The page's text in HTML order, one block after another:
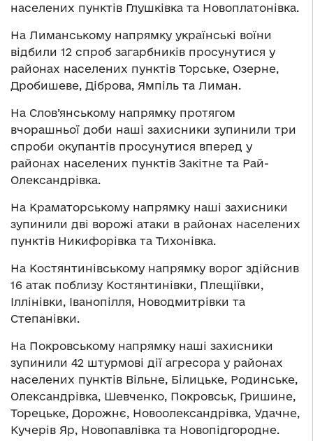
населених пунктів Глушківка та Новоплатонівка.
На Лиманському напрямку українські воїни
відбили 12 спроб загарбників просунутися у
районах населених пунктів Торське, Озерне,
Дробишеве, Діброва, Ямпіль та Лиман.
На Слов’янському напрямку протягом
вчорашньої доби наші захисники зупинили три
спроби окупантів просунутися вперед у
районах населених пунктів Закітне та Рай-
Олександрівка.
На Краматорському напрямку наші захисники
зупинили дві ворожі атаки в районах населених
пунктів Никифорівка та Тихонівка.
На Костянтинівському напрямку ворог здійснив
16 атак поблизу Костянтинівки, Плещіївки,
Іллінівки, Іванопілля, Новодмитрівки та
Степанівки.
На Покровському напрямку наші захисники
зупинили 42 штурмові дії агресора у районах
населених пунктів Вільне, Білицьке, Родинське,
Олександрівка, Шевченко, Покровськ, Гришине,
Торецьке, Дорожнє, Новоолександрівка, Удачне,
Кучерів Яр, Новопавлівка та Новопідгородне.